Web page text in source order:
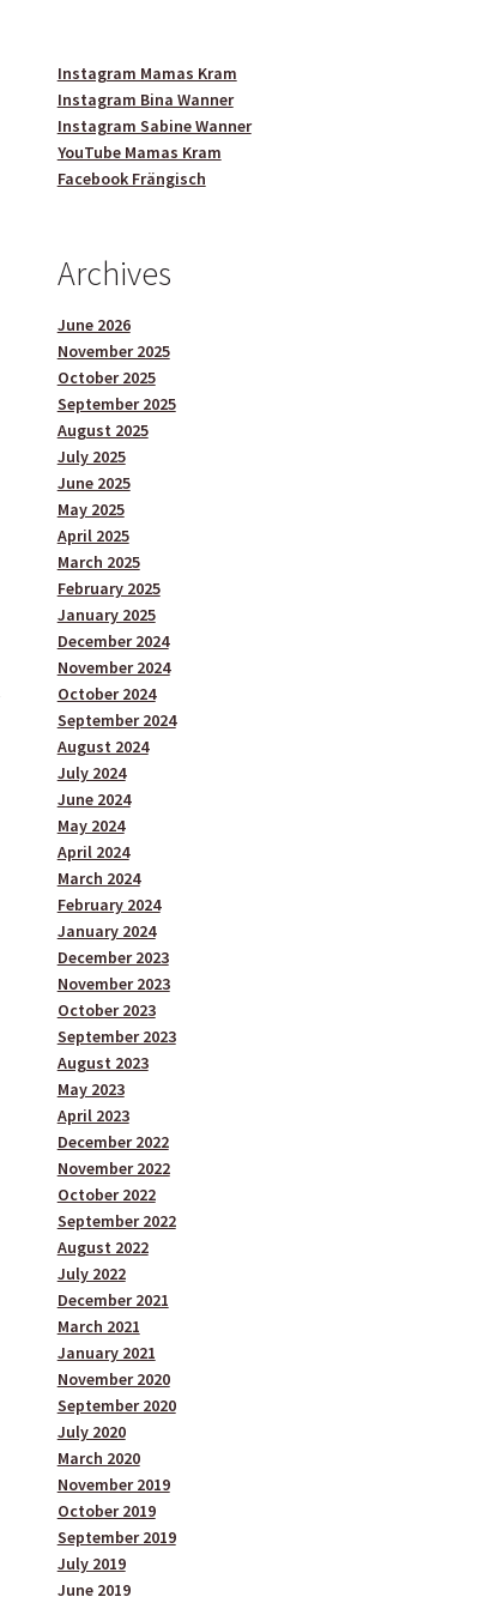
Instagram Mamas Kram
Instagram Bina Wanner
Instagram Sabine Wanner
YouTube Mamas Kram
Facebook Frängisch
Archives
June 2026
November 2025
October 2025
September 2025
August 2025
July 2025
June 2025
May 2025
April 2025
March 2025
February 2025
January 2025
December 2024
November 2024
October 2024
September 2024
August 2024
July 2024
June 2024
May 2024
April 2024
March 2024
February 2024
January 2024
December 2023
November 2023
October 2023
September 2023
August 2023
May 2023
April 2023
December 2022
November 2022
October 2022
September 2022
August 2022
July 2022
December 2021
March 2021
January 2021
November 2020
September 2020
July 2020
March 2020
November 2019
October 2019
September 2019
July 2019
June 2019